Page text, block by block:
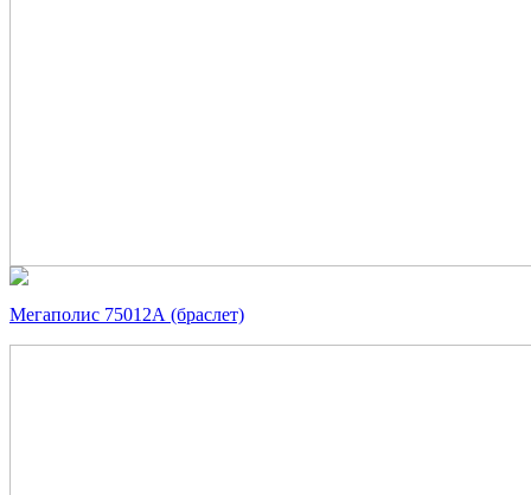
Мегаполис 75012А (браслет)